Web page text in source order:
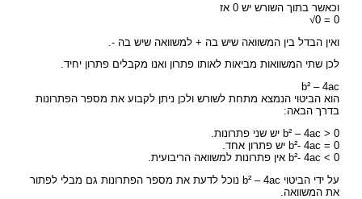
וכאשר בתוך השורש יש 0 אז
√0 = 0
ואין הבדל בין המשוואה שיש בה + למשוואה שיש בה -.
לכן שתי המשוואות מביאות לאותו פתרון ואנו מקבלים פתרון יחיד.
b² – 4ac
הוא הביטוי הנמצא מתחת לשורש ולכן ניתן לקבוע את מספר הפתרונות
בדרך הבאה:
b² – 4ac > 0 יש שני פתרונות.
b²- 4ac = 0 יש פתרון אחד.
b²- 4ac < 0 אין פתרונות למשוואה הריבועית.
על ידי הביטוי b² – 4ac נוכל לדעת את מספר הפתרונות גם מבלי לפתור
את המשוואה.